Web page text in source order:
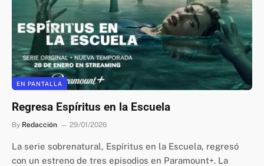
EN PANTALLA
Regresa Espíritus en la Escuela
By Redacción 29/01/2026
La serie sobrenatural, Espíritus en la Escuela, regresó
con un estreno de tres episodios en Paramount+. La